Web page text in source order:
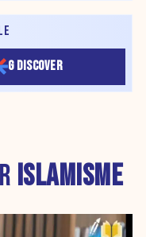
G DISCOVER
ISLAMISME